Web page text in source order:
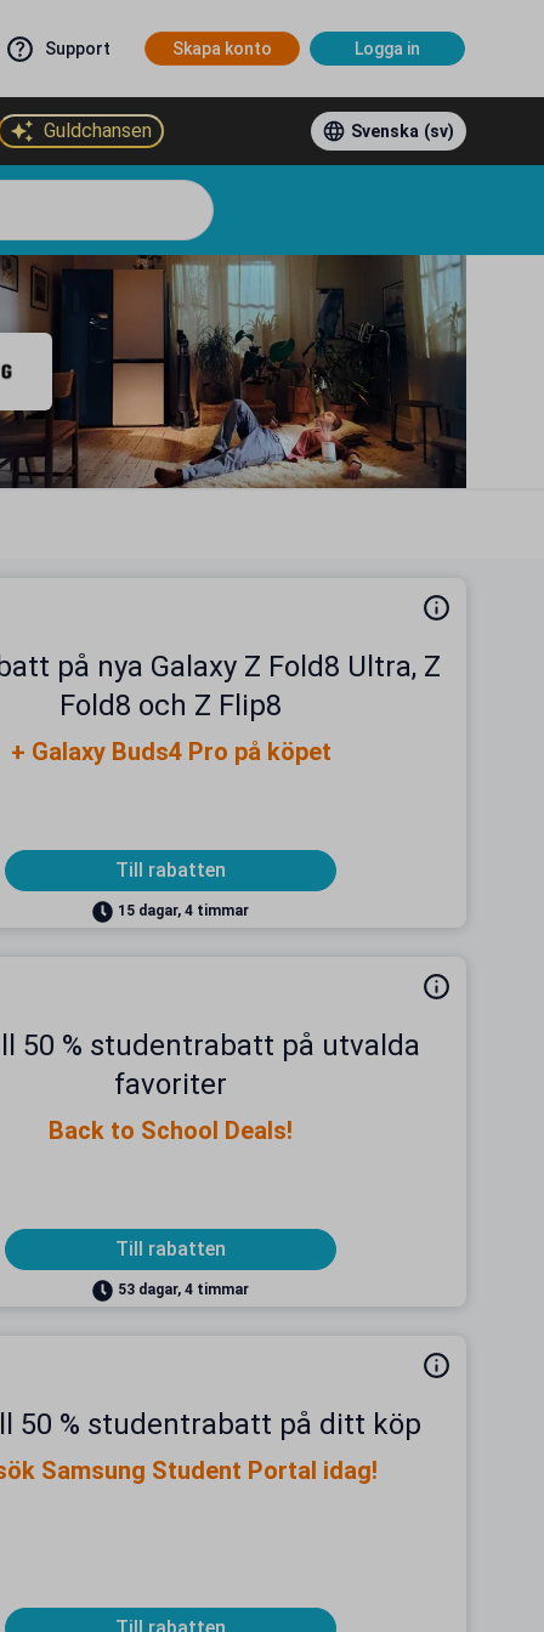
Support Skapa konto Logga in
Guldchansen Svenska (sv)
på nya Galaxy Z Fold8 Ultra, Z
Fold8 och Z Flip8
+ Galaxy Buds4 Pro på köpet
Till rabatten
15 dagar, 4 timmar
50 % studentrabatt på utvalda
favoriter
Back to School Deals!
Till rabatten
53 dagar, 4 timmar
50 % studentrabatt på ditt köp
Samsung Student Portal idag!